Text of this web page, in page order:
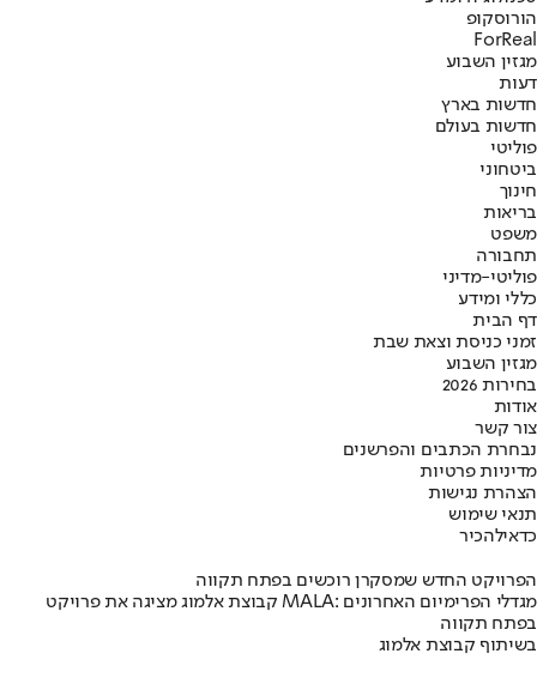
הורוסקופ
ForReal
מגזין השבוע
דעות
חדשות בארץ
חדשות בעולם
פוליטי
ביטחוני
חינוך
בריאות
משפט
תחבורה
פוליטי-מדיני
כללי ומידע
דף הבית
זמני כניסת וצאת שבת
מגזין השבוע
בחירות 2026
אודות
צור קשר
נבחרת הכתבים והפרשנים
מדיניות פרטיות
הצהרת נגישות
תנאי שימוש
כדאילהכיר
הפרויקט החדש שמסקרן רוכשים בפתח תקווה
קבוצת אלמוג מציגה את פרויקט MALA: מגדלי הפרימיום האחרונים
בפתח תקווה
בשיתוף קבוצת אלמוג